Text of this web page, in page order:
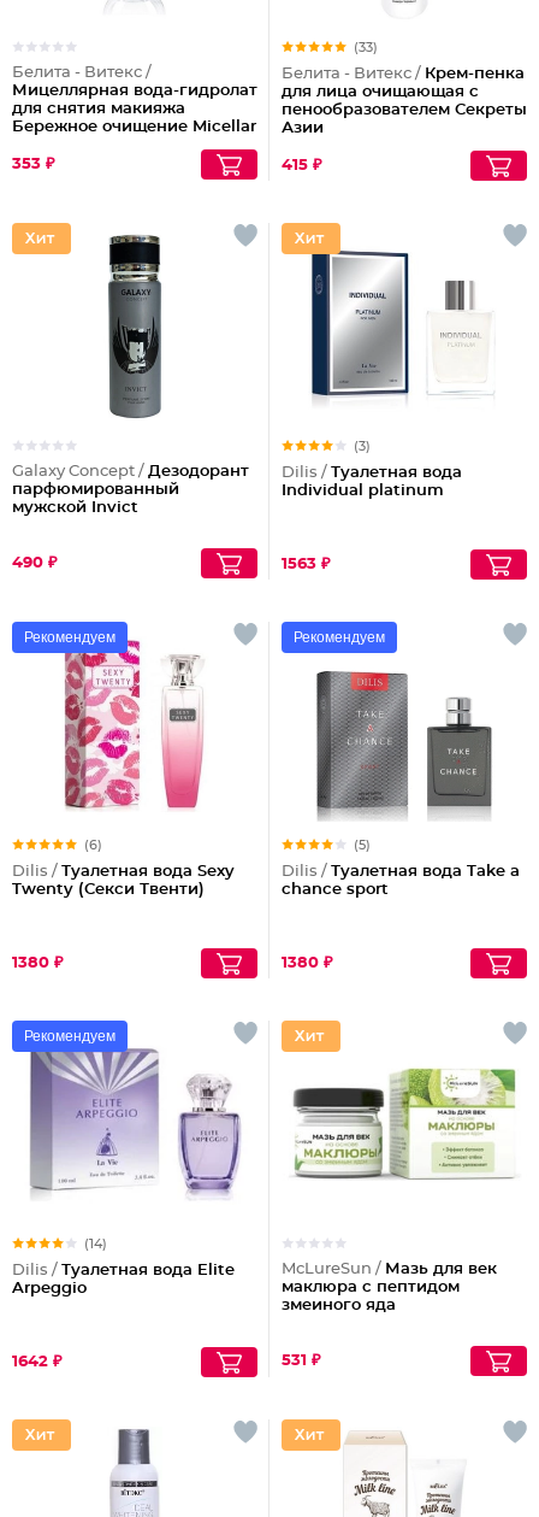
Белита - Витекс /
Мицеллярная вода-гидролат
для снятия макияжа
Бережное очищение Micellar
353 ₽
(33)
Белита - Витекс / Крем-пенка
для лица очищающая с
пенообразователем Секреты
Азии
415 ₽
Galaxy Concept / Дезодорант
парфюмированный
мужской Invict
490 ₽
(3)
Dilis / Туалетная вода
Individual platinum
1563 ₽
Рекомендуем
(6)
Dilis / Туалетная вода Sexy
Twenty (Секси Твенти)
1380 ₽
Рекомендуем
(5)
Dilis / Туалетная вода Take a
chance sport
1380 ₽
Рекомендуем
(14)
Dilis / Туалетная вода Elite
Arpeggio
1642 ₽
McLureSun / Мазь для век
маклюра с пептидом
змеиного яда
531 ₽